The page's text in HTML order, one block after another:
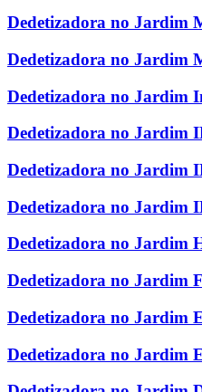
Dedetizadora no Jardim
Dedetizadora no Jardim
Dedetizadora no Jardim
Dedetizadora no Jardim
Dedetizadora no Jardim
Dedetizadora no Jardim
Dedetizadora no Jardim
Dedetizadora no Jardim
Dedetizadora no Jardim
Dedetizadora no Jardim